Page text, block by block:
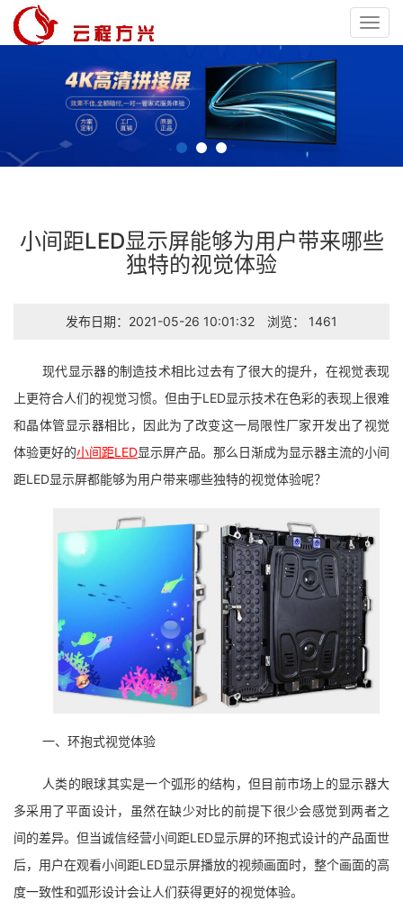
小间距LED显示屏能够为用户带来哪些
独特的视觉体验
发布日期：2021-05-26 10:01:32 浏览： 1461
现代显示器的制造技术相比过去有了很大的提升，在视觉表现
上更符合人们的视觉习惯。但由于LED显示技术在色彩的表现上很难
和晶体管显示器相比，因此为了改变这一局限性厂家开发出了视觉
体验更好的小间距LED显示屏产品。那么日渐成为显示器主流的小间
距LED显示屏都能够为用户带来哪些独特的视觉体验呢？
一、环抱式视觉体验
人类的眼球其实是一个弧形的结构，但目前市场上的显示器大
多采用了平面设计，虽然在缺少对比的前提下很少会感觉到两者之
间的差异。但当诚信经营小间距LED显示屏的环抱式设计的产品面世
后，用户在观看小间距LED显示屏播放的视频画面时，整个画面的高
度一致性和弧形设计会让人们获得更好的视觉体验。